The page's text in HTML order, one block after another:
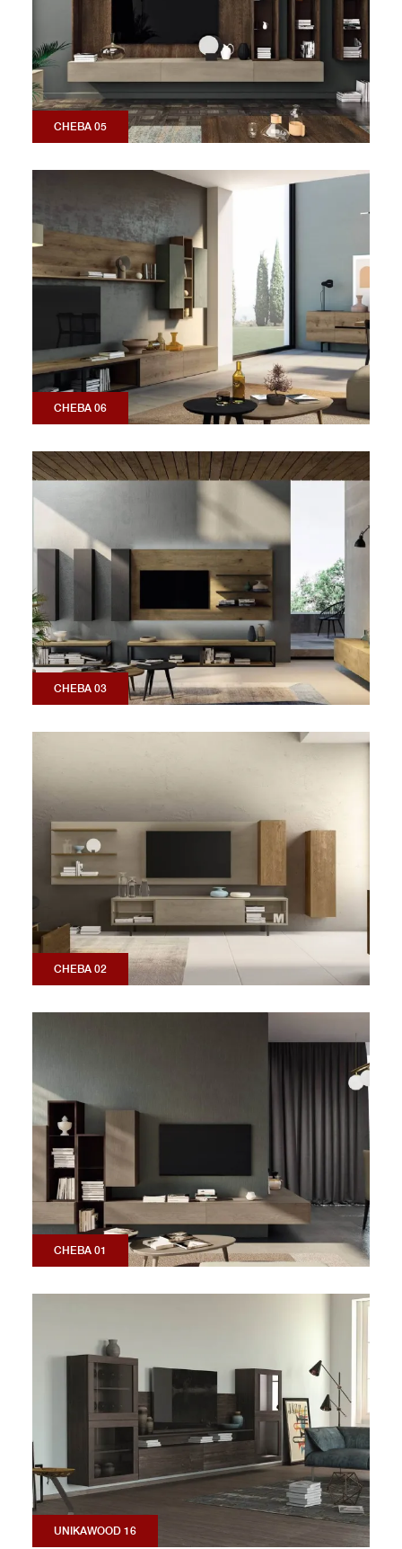
CHEBA 05
CHEBA 06
CHEBA 03
CHEBA 02
CHEBA 01
UNIKAWOOD 16